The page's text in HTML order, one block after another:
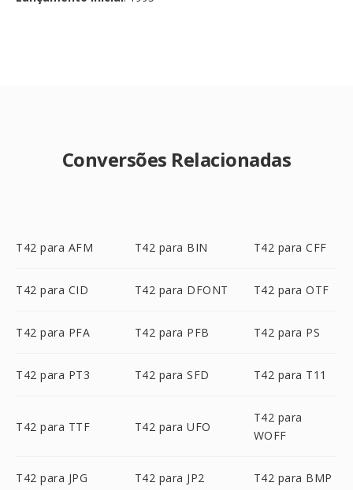
Conversões Relacionadas
T42 para AFM T42 para BIN T42 para CFF
T42 para CID T42 para DFONT T42 para OTF
T42 para PFA T42 para PFB T42 para PS
T42 para PT3 T42 para SFD T42 para T11
T42 para TTF T42 para UFO
T42 para
WOFF
T42 para JPG T42 para JP2 T42 para BMP